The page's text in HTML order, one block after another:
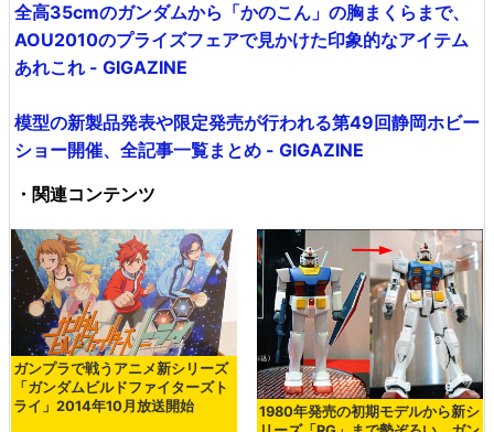
全高35cmのガンダムから「かのこん」の胸まくらまで、
AOU2010のプライズフェアで見かけた印象的なアイテム
あれこれ - GIGAZINE
模型の新製品発表や限定発売が行われる第49回静岡ホビー
ショー開催、全記事一覧まとめ - GIGAZINE
・関連コンテンツ
ガンプラで戦うアニメ新シリーズ
「ガンダムビルドファイターズト
ライ」2014年10月放送開始
1980年発売の初期モデルから新シ